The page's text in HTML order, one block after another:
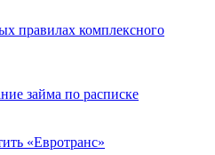
правилах комплексного
займа по расписке
«Евротранс»